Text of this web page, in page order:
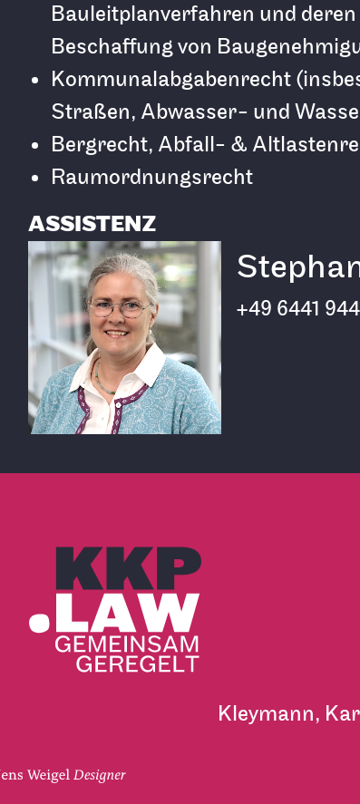
Bauleitplanverfahren und
Beschaffung von
Kommunalabgabenrecht
Straßen, Abwasser- und
Bergrecht, Abfall- &
Raumordnungsrecht
ASSISTENZ
+49 6441
Kleymann,